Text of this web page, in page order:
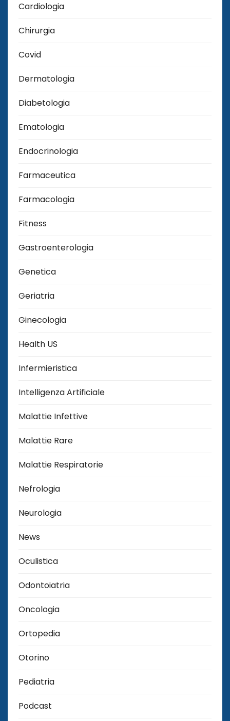
Cardiologia
Chirurgia
Covid
Dermatologia
Diabetologia
Ematologia
Endocrinologia
Farmaceutica
Farmacologia
Fitness
Gastroenterologia
Genetica
Geriatria
Ginecologia
Health US
Infermieristica
Intelligenza Artificiale
Malattie Infettive
Malattie Rare
Malattie Respiratorie
Nefrologia
Neurologia
News
Oculistica
Odontoiatria
Oncologia
Ortopedia
Otorino
Pediatria
Podcast